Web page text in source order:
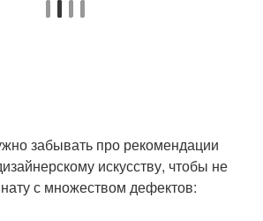
забывать про рекомендации
искусству, чтобы не
с множеством дефектов: